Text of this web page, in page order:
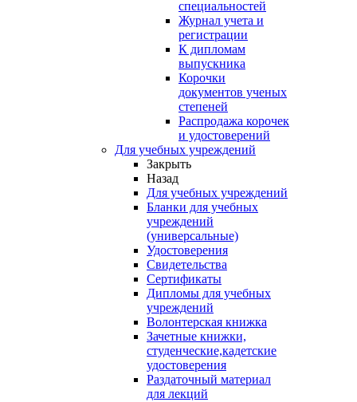
специальностей
Журнал учета и
регистрации
К дипломам
выпускника
Корочки
документов ученых
степеней
Распродажа корочек
и удостоверений
Для учебных учреждений
Закрыть
Назад
Для учебных учреждений
Бланки для учебных
учреждений
(универсальные)
Удостоверения
Свидетельства
Сертификаты
Дипломы для учебных
учреждений
Волонтерская книжка
Зачетные книжки,
студенческие,кадетские
удостоверения
Раздаточный материал
для лекций